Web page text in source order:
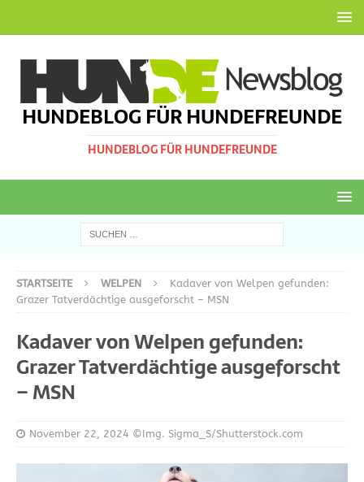
HUNDEBLOG FÜR HUNDEFREUNDE
HUNDEBLOG FÜR HUNDEFREUNDE
STARTSEITE WELPEN
Kadaver von Welpen gefunden:
Grazer Tatverdächtige ausgeforscht – MSN
Kadaver von Welpen gefunden:
Grazer Tatverdächtige ausgeforscht
– MSN
November 22, 2024 ©Img. Sigma_S/Shutterstock.com